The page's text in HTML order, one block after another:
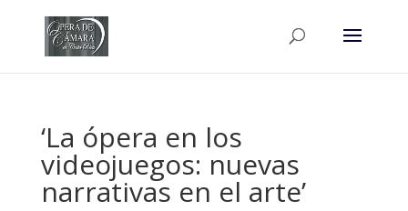
‘La ópera en los
videojuegos: nuevas
narrativas en el arte’